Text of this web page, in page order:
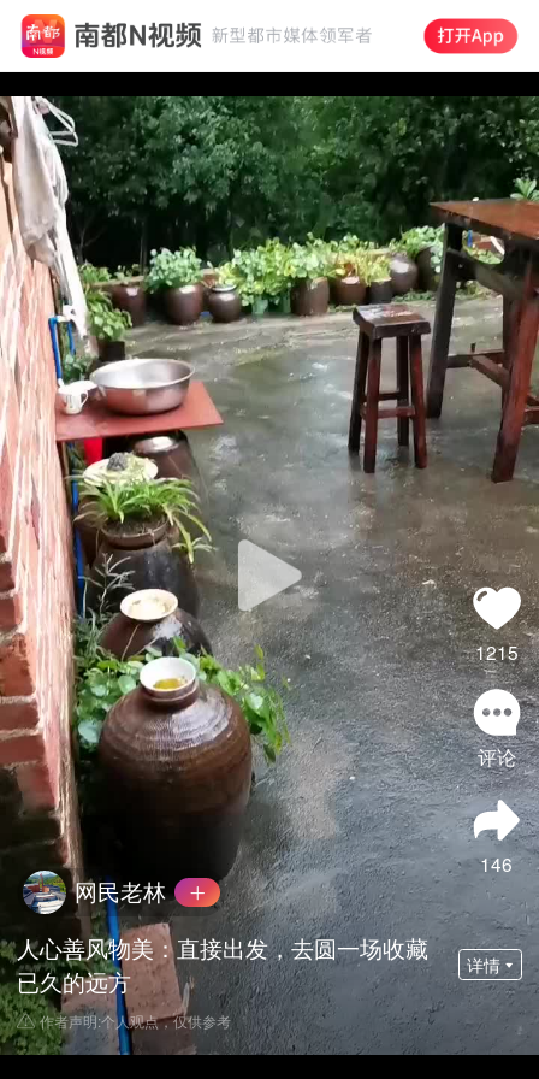
1215
评论
146
网民老林
人心善风物美：直接出发，去圆一场收藏
已久的远方
详情
作者声明:个人观点，仅供参考